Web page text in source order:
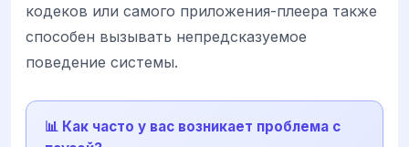
кодеков или самого приложения-плеера также
способен вызывать непредсказуемое
поведение системы.
📊 Как часто у вас возникает проблема с